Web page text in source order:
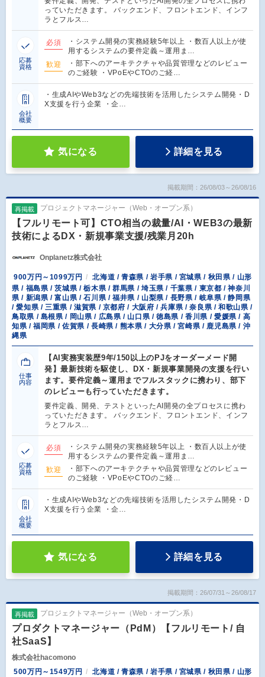
っていただきます。 バックエンド、フロントエンド、インフ
ラとフルス…
応募
資格
必須
・システム開発の実務経験5年以上 ・数百人以上が使
用するシステムの要件定義～運用ま…
歓迎
・部下へのアーキテクチャや品質管理などのレビュー
のご経験 ・VPoEやCTOのご経…
会社
概要
・生成AIやWeb3などの先端技術を活用したシステム開発・D
X支援を行う企業 ・企…
気になる 詳細を見る
掲載期間：26/08/03～26/08/16
再掲載 プロジェクトマネージャー（Web・オープン系）
【フルリモート可】CTO相当の裁量/AI・WEB3の最新
技術によるDX・新規事業支援/残業月20h
Onplanetz株式会社
900万円～1099万円
北海道 / 青森県 / 岩手県 / 宮城県 / 秋田県 / 山形
県 / 福島県 / 茨城県 / 栃木県 / 群馬県 / 埼玉県 / 千葉県 / 東京都 / 神奈川
県 / 新潟県 / 富山県 / 石川県 / 福井県 / 山梨県 / 長野県 / 岐阜県 / 静岡県
/ 愛知県 / 三重県 / 滋賀県 / 京都府 / 大阪府 / 兵庫県 / 奈良県 / 和歌山県 /
鳥取県 / 島根県 / 岡山県 / 広島県 / 山口県 / 徳島県 / 香川県 / 愛媛県 / 高
知県 / 福岡県 / 佐賀県 / 長崎県 / 熊本県 / 大分県 / 宮崎県 / 鹿児島県 / 沖
縄県
仕事
内容
【AI実務実装歴9年/150以上のPJをオーダーメード開
発】最新技術を駆使し、DX・新規事業開発の支援を行い
ます。要件定義～運用までフルスタックに携わり、部下
のレビューも行っていただきます。
要件定義、開発、テストといったAI開発の全プロセスに携わ
っていただきます。 バックエンド、フロントエンド、インフ
ラとフルス…
応募
資格
必須
・システム開発の実務経験5年以上 ・数百人以上が使
用するシステムの要件定義～運用ま…
歓迎
・部下へのアーキテクチャや品質管理などのレビュー
のご経験 ・VPoEやCTOのご経…
会社
概要
・生成AIやWeb3などの先端技術を活用したシステム開発・D
X支援を行う企業 ・企…
気になる 詳細を見る
掲載期間：26/07/31～26/08/17
再掲載 プロジェクトマネージャー（Web・オープン系）
プロダクトマネージャー（PdM）【フルリモート/ 自
社SaaS】
株式会社hacomono
500万円～1549万円
北海道 / 青森県 / 岩手県 / 宮城県 / 秋田県 / 山形